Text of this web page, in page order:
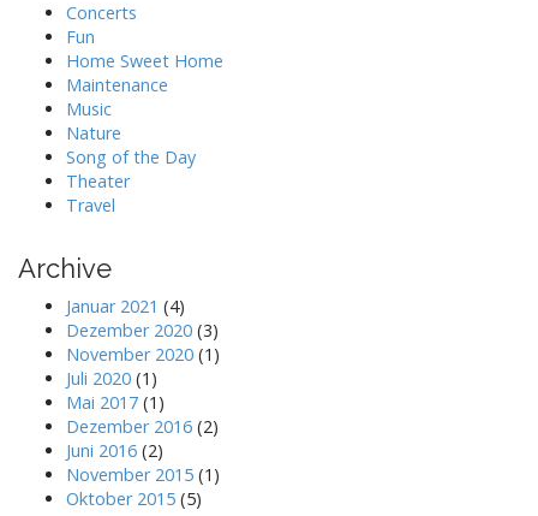
Concerts
Fun
Home Sweet Home
Maintenance
Music
Nature
Song of the Day
Theater
Travel
Archive
Januar 2021 (4)
Dezember 2020 (3)
November 2020 (1)
Juli 2020 (1)
Mai 2017 (1)
Dezember 2016 (2)
Juni 2016 (2)
November 2015 (1)
Oktober 2015 (5)